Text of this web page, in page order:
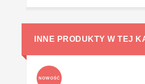
INNE PRODUKTY W TEJ
NOWOŚĆ